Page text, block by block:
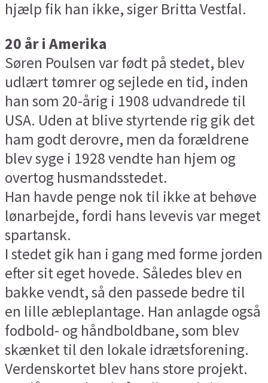
hjælp fik han ikke, siger Britta Vestfal.
20 år i Amerika
Søren Poulsen var født på stedet, blev
udlært tømrer og sejlede en tid, inden
han som 20-årig i 1908 udvandrede til
USA. Uden at blive styrtende rig gik det
ham godt derovre, men da forældrene
blev syge i 1928 vendte han hjem og
overtog husmandsstedet.
Han havde penge nok til ikke at behøve
lønarbejde, fordi hans levevis var meget
spartansk.
I stedet gik han i gang med forme jorden
efter sit eget hovede. Således blev en
bakke vendt, så den passede bedre til
en lille æbleplantage. Han anlagde også
fodbold- og håndboldbane, som blev
skænket til den lokale idrætsforening.
Verdenskortet blev hans store projekt.